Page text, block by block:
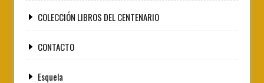
COLECCIÓN LIBROS DEL CENTENARIO
CONTACTO
Esquela